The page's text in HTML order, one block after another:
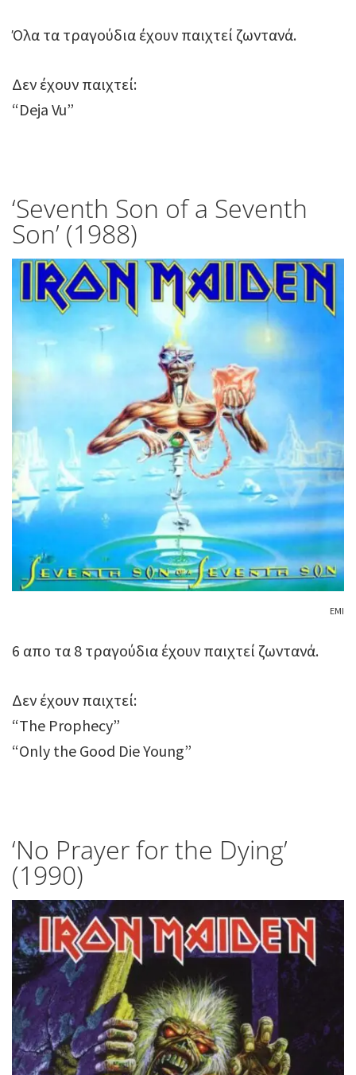
Όλα τα τραγούδια έχουν παιχτεί ζωντανά.
Δεν έχουν παιχτεί:
“Deja Vu”
‘Seventh Son of a Seventh
Son’ (1988)
ΕΜΙ
6 απο τα 8 τραγούδια έχουν παιχτεί ζωντανά.
Δεν έχουν παιχτεί:
“The Prophecy”
“Only the Good Die Young”
‘No Prayer for the Dying’
(1990)